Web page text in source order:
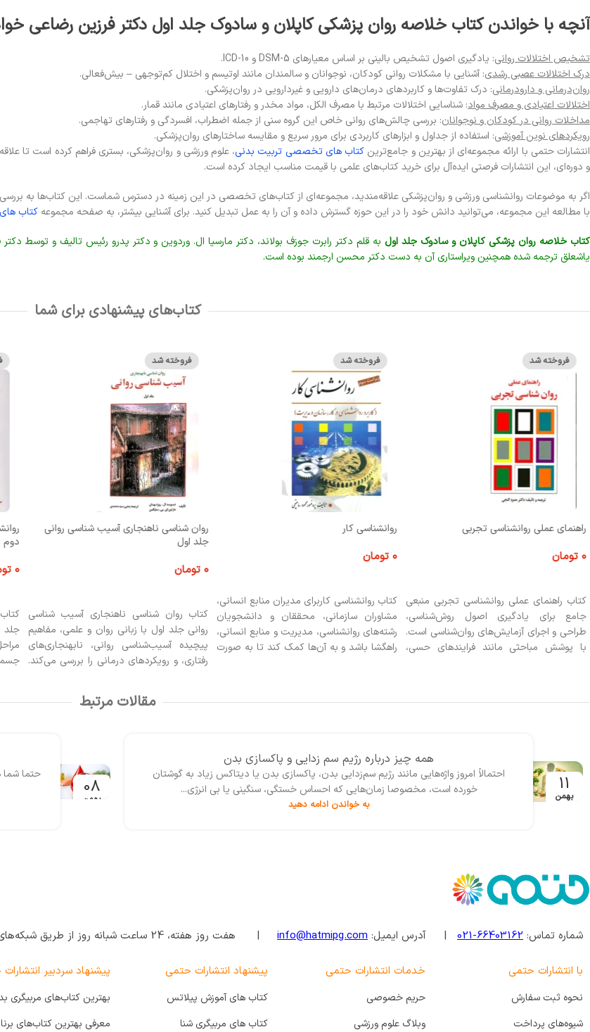
آنچه با خواندن کتاب خلاصه روان پزشکی کاپلان و سادوک جلد اول دکتر فرزین رضاعی
تشخیص اختلالات روانی: یادگیری اصول تشخیص بالینی بر اساس معیارهای DSM-5 و ICD-10.
درک اختلالات عصبی رشدی: آشنایی با مشکلات روانی کودکان، نوجوانان و سالمندان مانند اوتیسم و اختلال کم‌توجهی – بیش‌فعالی.
روان‌درمانی و دارودرمانی: درک تفاوت‌ها و کاربردهای درمان‌های دارویی و غیردارویی در روان‌پزشکی.
اختلالات اعتیادی و مصرف مواد: شناسایی اختلالات مرتبط با مصرف الکل، مواد مخدر و رفتارهای اعتیادی مانند قمار.
مداخلات روانی در کودکان و نوجوانان: بررسی چالش‌های روانی خاص این گروه سنی از جمله اضطراب، افسردگی و رفتارهای تهاجمی.
رویکردهای نوین آموزشی: استفاده از جداول و ابزارهای کاربردی برای مرور سریع و مقایسه ساختارهای روان‌پزشکی.
انتشارات حتمی با ارائه مجموعه‌ای از بهترین و جامع‌ترین کتاب های تخصصی تربیت بدنی، علوم ورزشی و روان‌پزشکی، بستری فراهم کرده است تا
و دوره‌ای، این انتشارات فرصتی ایده‌آل برای خرید کتاب‌های علمی با قیمت مناسب ایجاد کرده است.
اگر به موضوعات روانشناسی ورزشی و روان‌پزشکی علاقه‌مندید، مجموعه‌ای از کتاب‌های تخصصی در این زمینه در دسترس شماست. این کتاب‌ها به بررسی
با مطالعه این مجموعه، می‌توانید دانش خود را در این حوزه گسترش داده و آن را به عمل تبدیل کنید. برای آشنایی بیشتر، به صفحه مجموعه کتاب
کتاب خلاصه روان پزشکی کاپلان و سادوک جلد اولبه قلم دکتر رابرت جوزف بولاند، دکتر مارسیا ال. وردوین و دکتر پدرو رئیس تالیف و توسط
یاشعلق ترجمه شده همچنین ویراستاری آن به دست دکتر محسن ارجمند بوده است.
کتاب‌های پیشنهادی برای شما
فروخته شد
راهنمای عملی روانشناسی تجربی
۰ تومان
کتاب راهنمای عملی روانشناسی تجربی منبعی
جامع برای یادگیری اصول روش‌شناسی،
طراحی و اجرای آزمایش‌های روان‌شناسی است.
با پوشش مباحثی مانند فرایندهای حسی،
فروخته شد
روانشناسی کار
۰ تومان
کتاب روانشناسی کاربرای مدیران منابع انسانی،
مشاوران سازمانی، محققان و دانشجویان
رشته‌های روانشناسی، مدیریت و منابع انسانی،
راهگشا باشد و به آن‌ها کمک کند تا به صورت
فروخته شد
روان شناسی ناهنجاری آسیب شناسی روانی
جلد اول
۰ تومان
کتاب روان شناسی ناهنجاری آسیب شناسی
روانی جلد اول با زبانی روان و علمی، مفاهیم
پیچیده آسیب‌شناسی روانی، نابهنجاری‌های
رفتاری، و رویکردهای درمانی را بررسی می‌کند.
متخصصان روان‌شناسی، مشاوران و
علاقه‌مندان به درک عمیق‌تر سلامت روان
دوم
۰
جلد
مقالات مرتبط
11
بهمن
همه چیز درباره رژیم سم زدایی و پاکسازی بدن
احتمالاً امروز واژه‌‌هایی مانند رژیم سم‌زدایی بدن، پاکسازی بدن یا دیتاکس زیاد به گوشتان
خورده است، مخصوصا زمان‌هایی که احساس خستگی، سنگینی یا بی انرژی...
به خواندن ادامه دهید
08
بهمن
حتما شما
شماره تماس: 66403162-021 | آدرس ایمیل: info@hatmipg.com | هفت روز هفته‌، 24 ساعت شبانه‌ روز از طریق شبکه‌های اجتماعی پاسخگوی شما هستیم.
با انتشارات حتمی
نحوه ثبت سفارش
شیوه‌های پرداخت
خدمات انتشارات حتمی
حریم خصوصی
وبلاگ علوم ورزشی
پیشنهاد انتشارات حتمی
کتاب های آموزش پیلاتس
کتاب های مربیگری شنا
پیشنهاد سردبیر
بهترین کتاب‌های مربیگری
معرفی بهترین کتاب‌های